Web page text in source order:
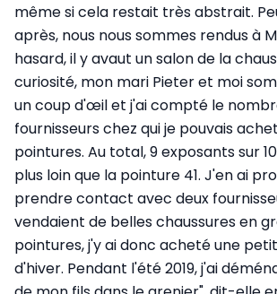
même si cela restait très abstrait.
après, nous nous sommes rendus à
hasard, il y avaut un salon de la
curiosité, mon mari Pieter et moi
un coup d'œil et j'ai compté le
fournisseurs chez qui je pouvais
pointures. Au total, 9 exposants sur
plus loin que la pointure 41. J'en ai
prendre contact avec deux
vendaient de belles chaussures en
pointures, j'y ai donc acheté une
d'hiver. Pendant l'été 2019, j'ai